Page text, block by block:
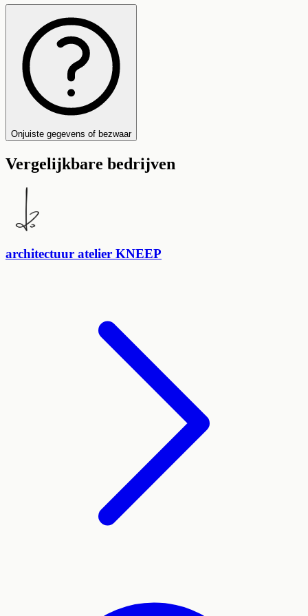
Onjuiste gegevens of bezwaar
Vergelijkbare bedrijven
architectuur atelier KNEEP